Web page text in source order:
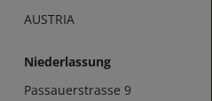
AUSTRIA
Niederlassung
Passauerstrasse 9